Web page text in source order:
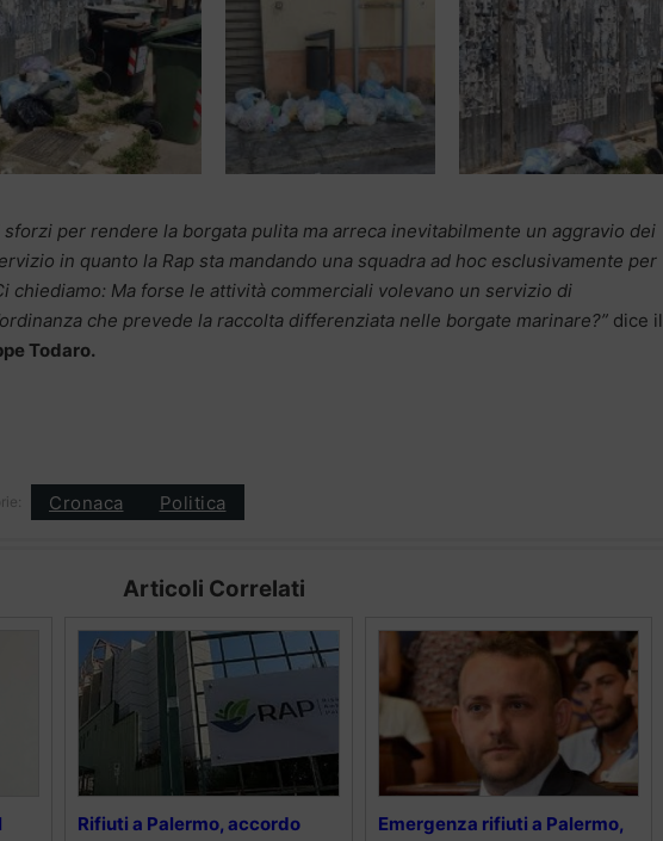
per rendere la borgata pulita ma arreca inevitabilmente un aggravio dei
in quanto la Rap sta mandando una squadra ad hoc esclusivamente per
chiediamo: Ma forse le attività commerciali volevano un servizio di
che prevede la raccolta differenziata nelle borgate marinare?” dice il
Todaro.
Cronaca Politica
Articoli Correlati
Rifiuti a Palermo, accordo
Emergenza rifiuti a Palermo,